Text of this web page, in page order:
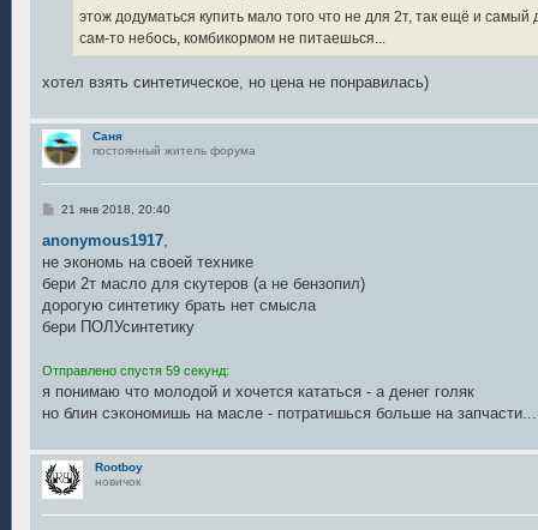
этож додуматься купить мало того что не для 2т, так ещё и
сам-то небось, комбикормом не питаешься...
хотел взять синтетическое, но цена не понравилась)
Саня
постоянный житель форума
С
о
щ
е
н
и
е
21 янв 2018, 20:40
anonymous1917
не экономь на своей технике
бери 2т масло для скутеров (а не бензопил)
дорогую синтетику брать нет смысла
бери ПОЛУсинтетику
Отправлено спустя 59 секунд:
я понимаю что молодой и хочется кататься - а денег голяк
но блин сэкономишь на масле - потратишься больше на запчасти...
Rootboy
новичок